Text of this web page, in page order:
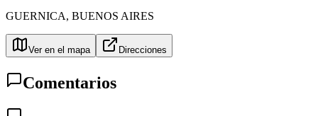
GUERNICA, BUENOS AIRES
Ver en el mapa Direcciones
Comentarios